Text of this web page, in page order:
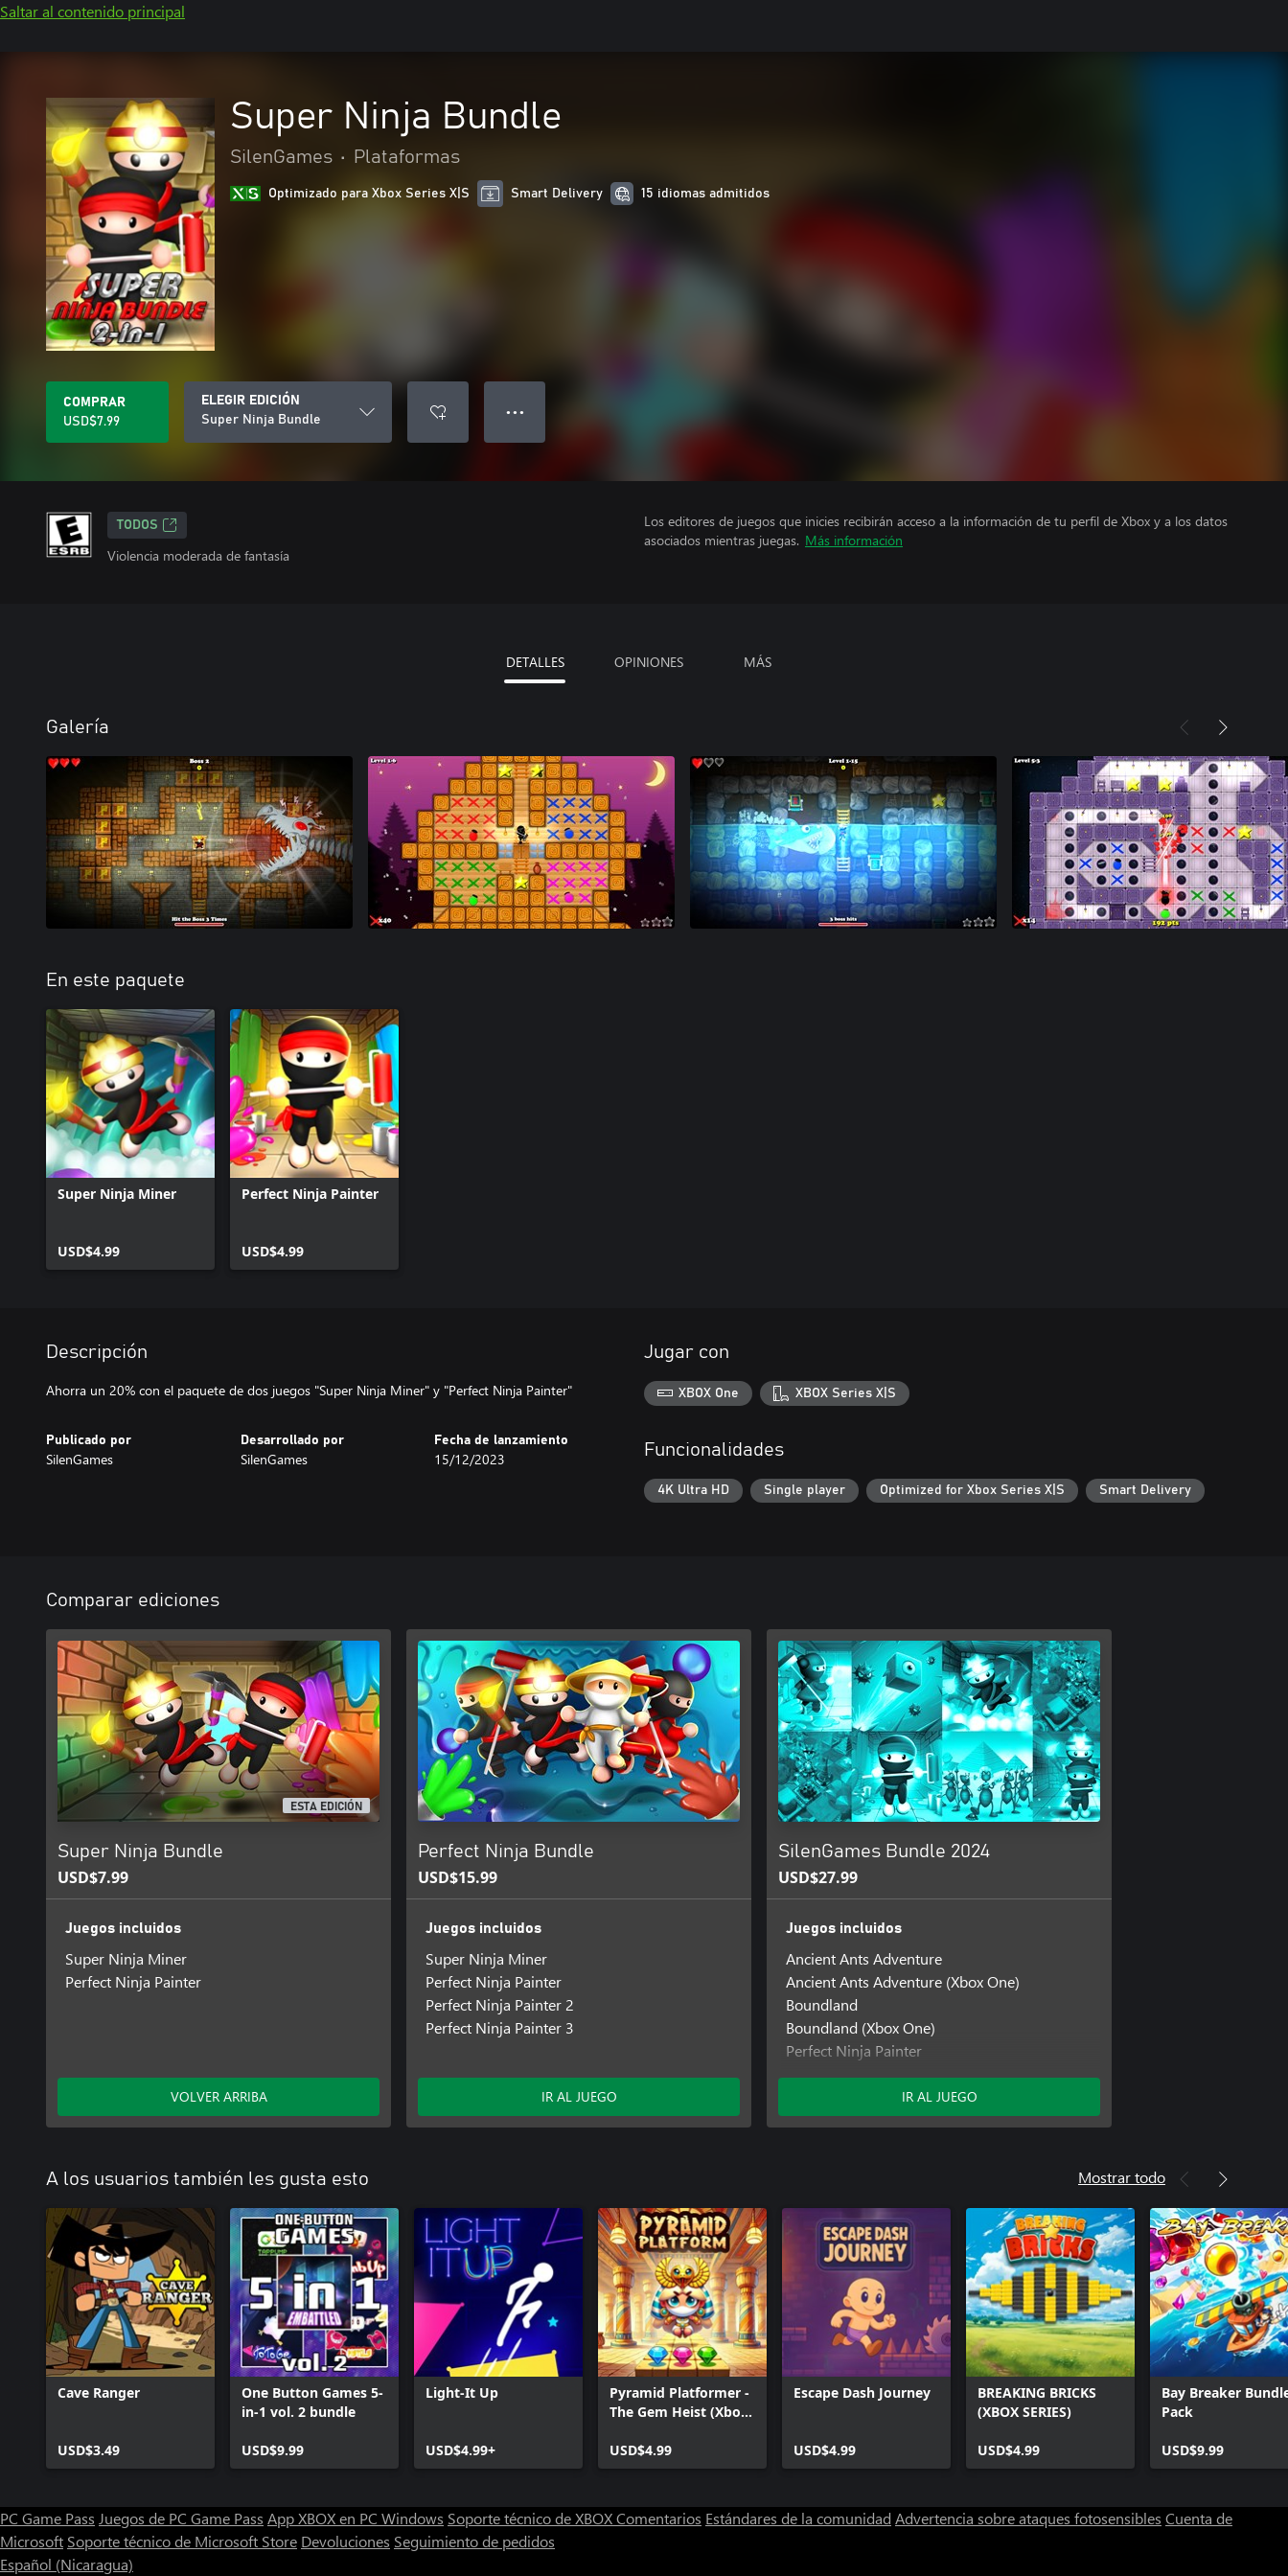
Saltar al contenido principal
Super Ninja Bundle
SilenGames • Plataformas
Optimizado para Xbox Series X|S Smart Delivery 15 idiomas admitidos
COMPRAR
USD$7.99
ELEGIR EDICIÓN
Super Ninja Bundle
● ● ●
TODOS
Violencia moderada de fantasía
Los editores de juegos que inicies recibirán acceso a la información de tu perfil de Xbox y a los datos
asociados mientras juegas. Más información
DETALLES OPINIONES MÁS
Galería
En este paquete
Super Ninja Miner
USD$4.99
Perfect Ninja Painter
USD$4.99
Descripción
Ahorra un 20% con el paquete de dos juegos "Super Ninja Miner" y "Perfect Ninja Painter"
Publicado por
SilenGames
Desarrollado por
SilenGames
Fecha de lanzamiento
15/12/2023
Jugar con
XBOX One XBOX Series X|S
Funcionalidades
4K Ultra HD Single player Optimized for Xbox Series X|S Smart Delivery
Comparar ediciones
ESTA EDICIÓN
Super Ninja Bundle
USD$7.99
Juegos incluidos
Super Ninja Miner
Perfect Ninja Painter
VOLVER ARRIBA
Perfect Ninja Bundle
USD$15.99
Juegos incluidos
Super Ninja Miner
Perfect Ninja Painter
Perfect Ninja Painter 2
Perfect Ninja Painter 3
IR AL JUEGO
SilenGames Bundle 2024
USD$27.99
Juegos incluidos
Ancient Ants Adventure
Ancient Ants Adventure (Xbox One)
Boundland
Boundland (Xbox One)
Perfect Ninja Painter
Perfect Ninja Painter 2
Prizma Puzzle Prime
Super Ninja Miner
IR AL JUEGO
A los usuarios también les gusta esto Mostrar todo
Cave Ranger
USD$3.49
One Button Games 5-
in-1 vol. 2 bundle
USD$9.99
Light-It Up
USD$4.99+
Pyramid Platformer -
The Gem Heist (Xbox
USD$4.99
Escape Dash Journey
USD$4.99
BREAKING BRICKS
(XBOX SERIES)
USD$4.99
Bay Breaker
Pack
USD$9.99
PC Game Pass Juegos de PC Game Pass App XBOX en PC Windows Soporte técnico de XBOXComentarios Estándares de la comunidad Advertencia sobre ataques fotosensibles Cuenta de
Microsoft Soporte técnico de Microsoft Store Devoluciones Seguimiento de pedidos
Español (Nicaragua)